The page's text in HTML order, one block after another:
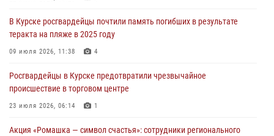
30 июля 2026, 07:00
Курские росгвардейцы приняли участие в благодарственном
28 июля 2026, 13:17
В Курске росгвардейцы почтили память погибших в результате
теракта на пляже в 2025 году
09 июля 2026, 11:38 4
Росгвардейцы в Курске предотвратили чрезвычайное
происшествие в торговом центре
23 июля 2026, 06:14 1
Акция «Ромашка — символ счастья»: сотрудники регионального